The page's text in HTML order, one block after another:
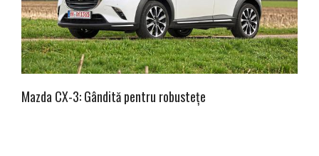
Mazda CX-3: Gândită pentru robustețe